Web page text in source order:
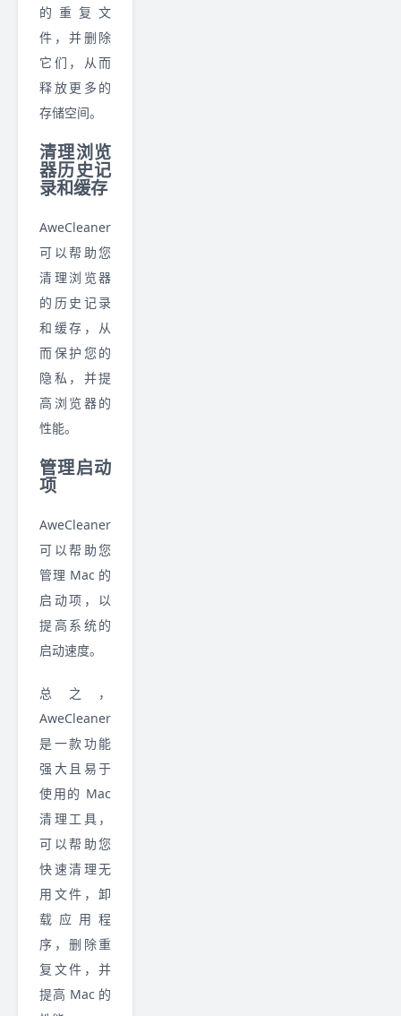
的重复文
件，并删除
它们，从而
释放更多的
存储空间。
清理浏览
器历史记
录和缓存
AweCleaner
可以帮助您
清理浏览器
的历史记录
和缓存，从
而保护您的
隐私，并提
高浏览器的
性能。
管理启动
项
AweCleaner
可以帮助您
管理 Mac 的
启动项，以
提高系统的
启动速度。
总之，
AweCleaner
是一款功能
强大且易于
使用的 Mac
清理工具，
可以帮助您
快速清理无
用文件，卸
载应用程
序，删除重
复文件，并
提高 Mac 的